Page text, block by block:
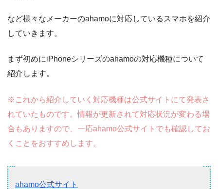
など様々なメーカーのahamoに対応しているスマホを紹介
していきます。
まず初めにiPhoneシリーズのahamoの対応機種について
紹介します。
※これから紹介していく対応機種は公式サイトにて発表さ
れていたものです。情報が更新されて対応状況が変わる場
合もありますので、一応ahamo公式サイトでも確認してお
くことをおすすめします。
ahamo公式サイト